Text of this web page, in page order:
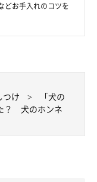
どお手入れのコツを
つけ
「犬の
？ 犬のホンネ